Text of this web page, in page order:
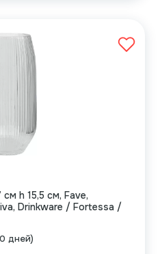
дней)
h 15,5 см, Fave,
Drinkware / Fortessa /